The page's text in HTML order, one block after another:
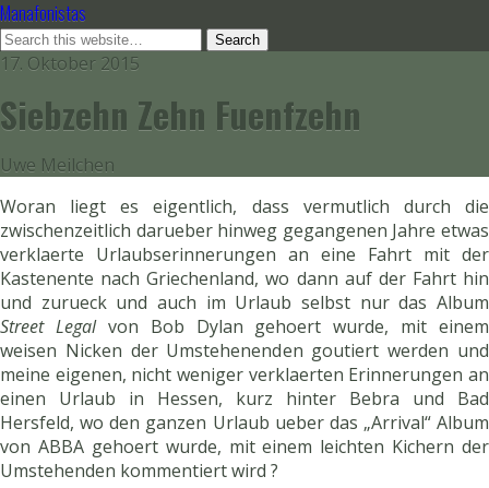
Manafonistas
17. Oktober 2015
Siebzehn Zehn Fuenfzehn
Uwe Meilchen
Woran liegt es eigentlich, dass vermutlich durch die
zwischenzeitlich darueber hinweg gegangenen Jahre etwas
verklaerte Urlaubserinnerungen an eine Fahrt mit der
Kastenente nach Griechenland, wo dann auf der Fahrt hin
und zurueck und auch im Urlaub selbst nur das Album
Street Legalvon Bob Dylan gehoert wurde, mit einem
weisen Nicken der Umstehenenden goutiert werden und
meine eigenen, nicht weniger verklaerten Erinnerungen an
einen Urlaub in Hessen, kurz hinter Bebra und Bad
Hersfeld, wo den ganzen Urlaub ueber das „Arrival“ Album
von ABBA gehoert wurde, mit einem leichten Kichern der
Umstehenden kommentiert wird ?